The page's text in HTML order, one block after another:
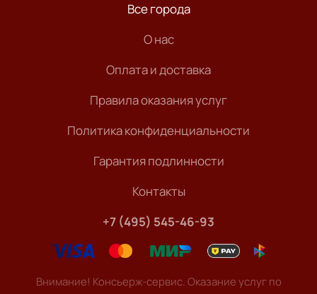
Все города
О нас
Оплата и доставка
Правила оказания услуг
Политика конфиденциальности
Гарантия подлинности
Контакты
+7 (495) 545-46-93
Внимание! Консьерж-сервис. Оказание услуг по